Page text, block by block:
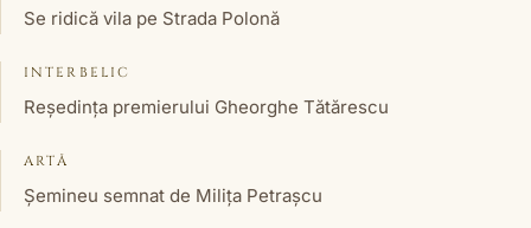
Se ridică vila pe Strada Polonă
INTERBELIC
Reședința premierului Gheorghe Tătărescu
ARTĂ
Șemineu semnat de Milița Petrașcu